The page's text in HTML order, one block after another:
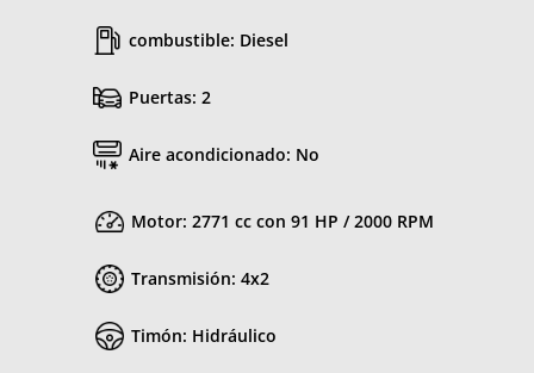
combustible: Diesel
Puertas: 2
Aire acondicionado: No
Motor: 2771 cc con 91 HP / 2000 RPM
Transmisión: 4x2
Timón: Hidráulico